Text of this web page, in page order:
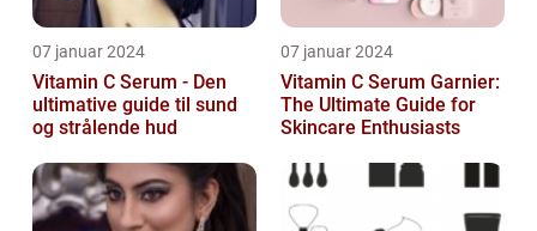
07 januar 2024
Vitamin C Serum - Den
ultimative guide til sund
og strålende hud
07 januar 2024
Vitamin C Serum Garnier:
The Ultimate Guide for
Skincare Enthusiasts